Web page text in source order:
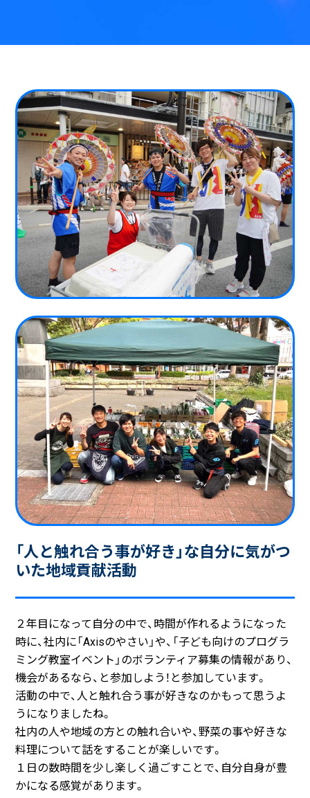
「人と触れ合う事が好き」な自分に気がつ
いた地域貢献活動
２年目になって自分の中で、時間が作れるようになった
時に、社内に「Axisのやさい」や、「子ども向けのプログラ
ミング教室イベント」のボランティア募集の情報があり、
機会があるなら、と参加しよう！と参加しています。
活動の中で、人と触れ合う事が好きなのかもって思うよ
うになりましたね。
社内の人や地域の方との触れ合いや、野菜の事や好きな
料理について話をすることが楽しいです。
１日の数時間を少し楽しく過ごすことで、自分自身が豊
かになる感覚があります。